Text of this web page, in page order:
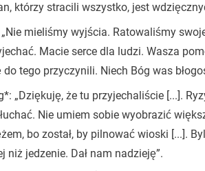
którzy stracili wszystko, jest
mieliśmy wyjścia. Ratowaliśmy
Macie serce dla ludzi. Wasza
tego przyczynili. Niech Bóg was
„Dziękuję, że tu przyjechaliście [...].
Nie umiem sobie wyobrazić
bo został, by pilnować wioski [...].
niż jedzenie. Dał nam nadzieję”.